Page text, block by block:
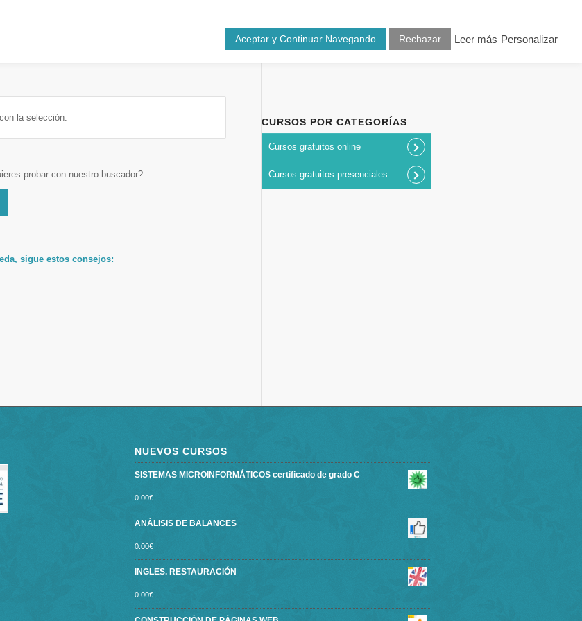
Cursos Nosotros Blog Contacto
la selección.
probar con nuestro buscador?
sigue estos consejos:
CURSOS POR CATEGORÍAS
Cursos gratuitos online
Cursos gratuitos presenciales
NUEVOS CURSOS
SISTEMAS MICROINFORMÁTICOS certificado de grado C
0.00€
ANÁLISIS DE BALANCES
0.00€
INGLES. RESTAURACIÓN
0.00€
Aceptar y Continuar Navegando Rechazar Leer más Personalizar